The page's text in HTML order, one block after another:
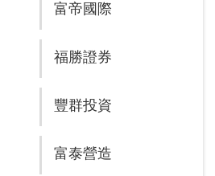
富帝國際
福勝證券
豐群投資
富泰營造